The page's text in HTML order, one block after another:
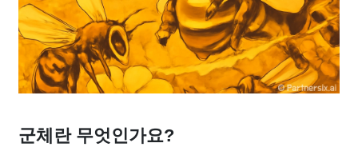
군체란 무엇인가요?